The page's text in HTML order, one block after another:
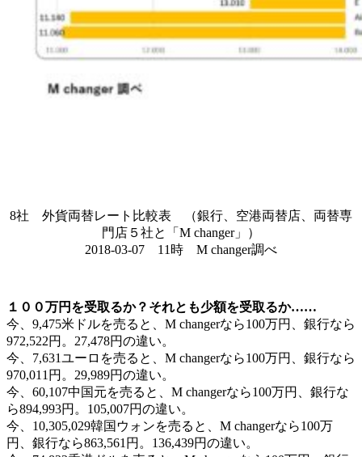
8社 外貨両替レート比較表 （銀行、空港両替店、両替専
門店５社と「M changer」）
2018-03-07 11時 M changer調べ
１００万円を受取るか？それとも少額を受取るか……
今、9,475米ドルを売ると、M changerなら100万円、銀行なら
972,522円。27,478円の違い。
今、7,631ユーロを売ると、M changerなら100万円、銀行なら
970,011円。29,989円の違い。
今、60,107中国元を売ると、M changerなら100万円、銀行な
ら894,993円。105,007円の違い。
今、10,305,029韓国ウォンを売ると、M changerなら100万
円、銀行なら863,561円。136,439円の違い。